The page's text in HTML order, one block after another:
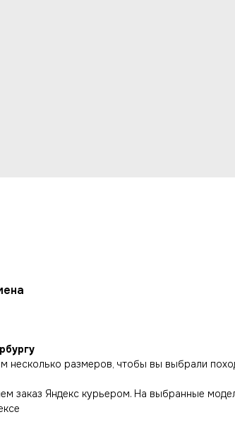
несколько размеров, чтобы вы выбрали
заказ Яндекс курьером. На выбранные